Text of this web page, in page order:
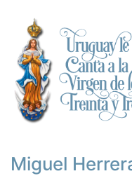
Miguel